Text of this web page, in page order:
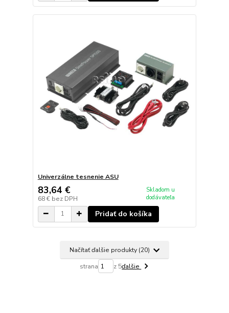
Univerzálne tesnenie ASU
83,64 €
68 € bez DPH
Skladom u
dodávateľa
Pridať do košíka
Načítať ďalšie produkty (20)
strana z 5ďalšie